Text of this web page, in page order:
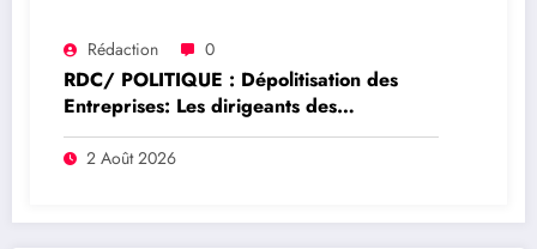
Rédaction 0
RDC/ POLITIQUE : Dépolitisation des
Entreprises: Les dirigeants des
entreprises publiques bientôt recrutés par
concours
2 Août 2026